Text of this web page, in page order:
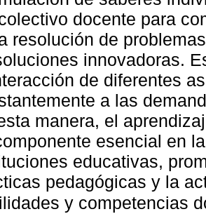
docente para
resolución de
innovadoras.
de diferentes
a las
manera, el
esencial en
educativas,
pedagógicas y la
y competencias